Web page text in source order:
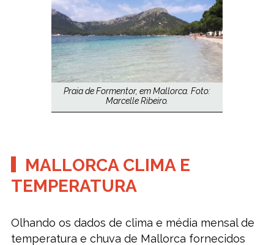
Praia de Formentor, em Mallorca. Foto:
Marcelle Ribeiro.
MALLORCA CLIMA E
TEMPERATURA
Olhando os dados de clima e média mensal de
temperatura e chuva de Mallorca fornecidos